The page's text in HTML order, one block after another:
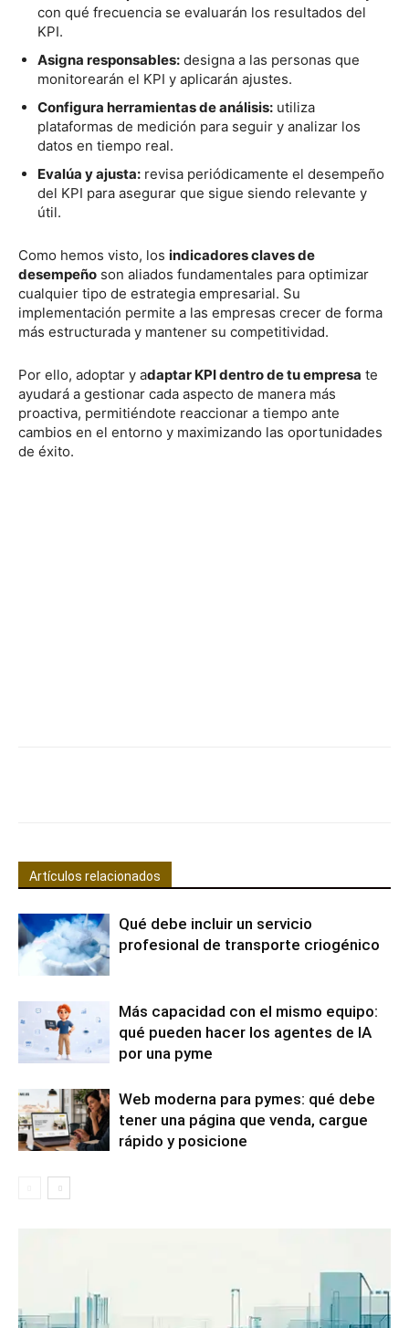
con qué frecuencia se evaluarán los resultados del
KPI.
Asigna responsables: designa a las personas que
monitorearán el KPI y aplicarán ajustes.
Configura herramientas de análisis: utiliza
plataformas de medición para seguir y analizar los
datos en tiempo real.
Evalúa y ajusta: revisa periódicamente el desempeño
del KPI para asegurar que sigue siendo relevante y
útil.
Como hemos visto, los indicadores claves de
desempeño son aliados fundamentales para optimizar
cualquier tipo de estrategia empresarial. Su
implementación permite a las empresas crecer de forma
más estructurada y mantener su competitividad.
Por ello, adoptar y adaptar KPI dentro de tu empresa te
ayudará a gestionar cada aspecto de manera más
proactiva, permitiéndote reaccionar a tiempo ante
cambios en el entorno y maximizando las oportunidades
de éxito.
Artículos relacionados
Qué debe incluir un servicio
profesional de transporte criogénico
Más capacidad con el mismo equipo:
qué pueden hacer los agentes de IA
por una pyme
Web moderna para pymes: qué debe
tener una página que venda, cargue
rápido y posicione